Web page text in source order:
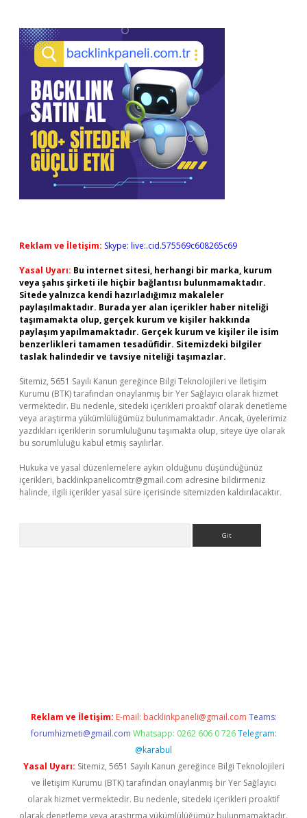
Reklam ve İletişim: Skype: live:.cid.575569c608265c69
Yasal Uyarı: Bu internet sitesi, herhangi bir marka, kurum
veya şahıs şirketi ile hiçbir bağlantısı bulunmamaktadır.
Sitede yalnızca kendi hazırladığımız makaleler
paylaşılmaktadır. Burada yer alan içerikler haber niteliği
taşımamakta olup, gerçek kurum ve kişiler hakkında
paylaşım yapılmamaktadır. Gerçek kurum ve kişiler ile isim
benzerlikleri tamamen tesadüfidir. Sitemizdeki bilgiler
taslak halindedir ve tavsiye niteliği taşımazlar.
Sitemiz, 5651 Sayılı Kanun gereğince Bilgi Teknolojileri ve İletişim
Kurumu (BTK) tarafından onaylanmış bir Yer Sağlayıcı olarak hizmet
vermektedir. Bu nedenle, sitedeki içerikleri proaktif olarak denetleme
veya araştırma yükümlülüğümüz bulunmamaktadır. Ancak, üyelerimiz
yazdıkları içeriklerin sorumluluğunu taşımakta olup, siteye üye olarak
bu sorumluluğu kabul etmiş sayılırlar.
Hukuka ve yasal düzenlemelere aykırı olduğunu düşündüğünüz
içerikleri, backlinkpanelicomtr@gmail.com adresine bildirmeniz
halinde, ilgili içerikler yasal süre içerisinde sitemizden kaldırılacaktır.
Reklam ve İletişim: E-mail: backlinkpaneli@gmail.com Teams:
forumhizmeti@gmail.com Whatsapp: 0262 606 0 726 Telegram:
@karabul
Yasal Uyarı: Sitemiz, 5651 Sayılı Kanun gereğince Bilgi Teknolojileri
ve İletişim Kurumu (BTK) tarafından onaylanmış bir Yer Sağlayıcı
olarak hizmet vermektedir. Bu nedenle, sitedeki içerikleri proaktif
olarak denetleme veya araştırma yükümlülüğümüz bulunmamaktadır.